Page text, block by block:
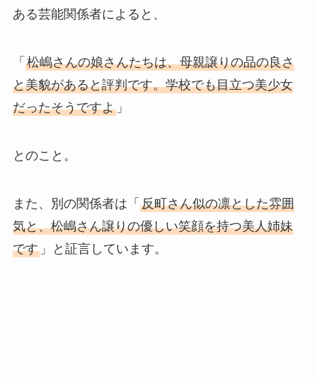
ある芸能関係者によると、
「 松嶋さんの娘さんたちは、母親譲りの品の良さ
と美貌があると評判です。学校でも目立つ美少女
だったそうですよ」
とのこと。
また、別の関係者は「 反町さん似の凛とした雰囲
気と、松嶋さん譲りの優しい笑顔を持つ美人姉妹
です」と証言しています。